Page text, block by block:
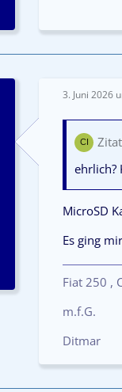
3. Juni 2026
ehrlich?
MicroSD
Es ging
Fiat 250 ,
m.f.G.
Ditmar